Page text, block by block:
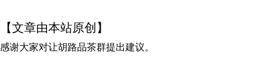
【文章由本站原创】
感谢大家对让胡路品茶群提出建议。